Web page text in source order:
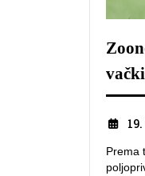
Prema